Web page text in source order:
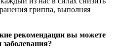
гриппа, выполняя
рекомендации вы можете